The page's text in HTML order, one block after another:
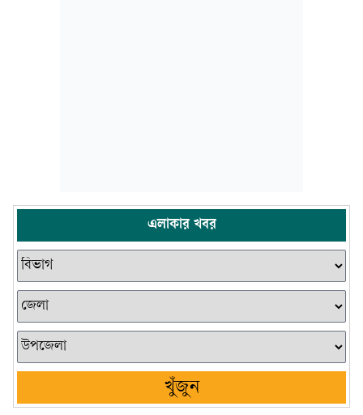
এলাকার খবর
খুঁজুন